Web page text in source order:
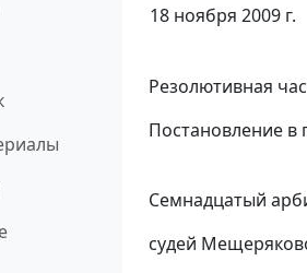
18 ноября 2009 г.
Резолютивная
Постановление в
Семнадцатый
судей